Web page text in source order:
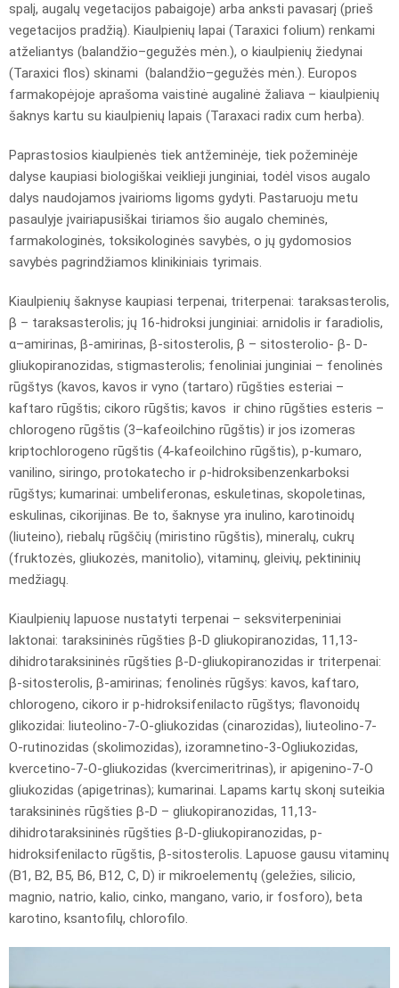
spalį, augalų vegetacijos pabaigoje) arba anksti pavasarį (prieš
vegetacijos pradžią). Kiaulpienių lapai (Taraxici folium) renkami
atželiantys (balandžio–gegužės mėn.), o kiaulpienių žiedynai
(Taraxici flos) skinami (balandžio–gegužės mėn.). Europos
farmakopėjoje aprašoma vaistinė augalinė žaliava – kiaulpienių
šaknys kartu su kiaulpienių lapais (Taraxaci radix cum herba).
Paprastosios kiaulpienės tiek antžeminėje, tiek požeminėje
dalyse kaupiasi biologiškai veiklieji junginiai, todėl visos augalo
dalys naudojamos įvairioms ligoms gydyti. Pastaruoju metu
pasaulyje įvairiapusiškai tiriamos šio augalo cheminės,
farmakologinės, toksikologinės savybės, o jų gydomosios
savybės pagrindžiamos klinikiniais tyrimais.
Kiaulpienių šaknyse kaupiasi terpenai, triterpenai: taraksasterolis,
β – taraksasterolis; jų 16-hidroksi junginiai: arnidolis ir faradiolis,
α–amirinas, β-amirinas, β-sitosterolis, β – sitosterolio- β- D-
gliukopiranozidas, stigmasterolis; fenoliniai junginiai – fenolinės
rūgštys (kavos, kavos ir vyno (tartaro) rūgšties esteriai –
kaftaro rūgštis; cikoro rūgštis; kavos ir chino rūgšties esteris –
chlorogeno rūgštis (3–kafeoilchino rūgštis) ir jos izomeras
kriptochlorogeno rūgštis (4-kafeoilchino rūgštis), p-kumaro,
vanilino, siringo, protokatecho ir ρ-hidroksibenzenkarboksi
rūgštys; kumarinai: umbeliferonas, eskuletinas, skopoletinas,
eskulinas, cikorijinas. Be to, šaknyse yra inulino, karotinoidų
(liuteino), riebalų rūgščių (miristino rūgštis), mineralų, cukrų
(fruktozės, gliukozės, manitolio), vitaminų, gleivių, pektininių
medžiagų.
Kiaulpienių lapuose nustatyti terpenai – seksviterpeniniai
laktonai: taraksininės rūgšties β-D gliukopiranozidas, 11,13-
dihidrotaraksininės rūgšties β-D-gliukopiranozidas ir triterpenai:
β-sitosterolis, β-amirinas; fenolinės rūgšys: kavos, kaftaro,
chlorogeno, cikoro ir p-hidroksifenilacto rūgštys; flavonoidų
glikozidai: liuteolino-7-O-gliukozidas (cinarozidas), liuteolino-7-
O-rutinozidas (skolimozidas), izoramnetino-3-Ogliukozidas,
kvercetino-7-O-gliukozidas (kvercimeritrinas), ir apigenino-7-O
gliukozidas (apigetrinas); kumarinai. Lapams kartų skonį suteikia
taraksininės rūgšties β-D – gliukopiranozidas, 11,13-
dihidrotaraksininės rūgšties β-D-gliukopiranozidas, p-
hidroksifenilacto rūgštis, β-sitosterolis. Lapuose gausu vitaminų
(B1, B2, B5, B6, B12, C, D) ir mikroelementų (geležies, silicio,
magnio, natrio, kalio, cinko, mangano, vario, ir fosforo), beta
karotino, ksantofilų, chlorofilo.